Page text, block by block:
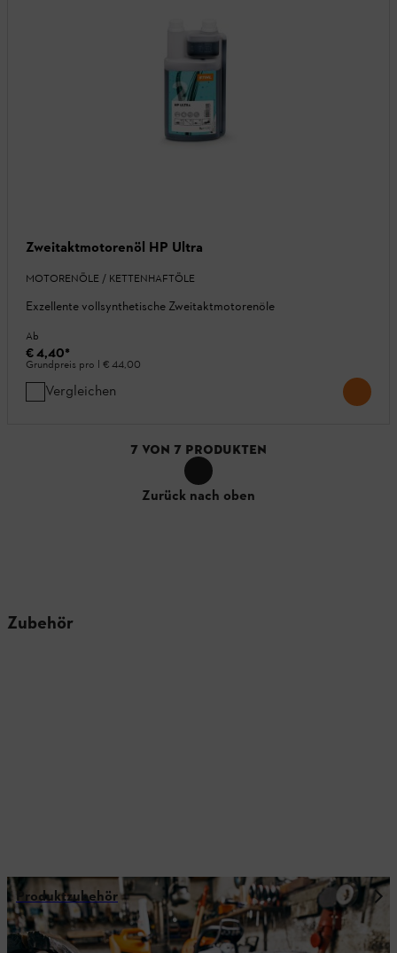
Zweitaktmotorenöl HP Ultra
MOTORENÖLE / KETTENHAFTÖLE
Exzellente vollsynthetische Zweitaktmotorenöle
Ab
€ 4,40*
Grundpreis pro l € 44,00
Vergleichen
7 VON 7 PRODUKTEN
Zurück nach oben
Zubehör
Produktzubehör